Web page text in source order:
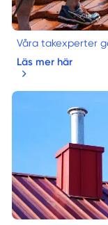
Våra takexperter
Läs mer här